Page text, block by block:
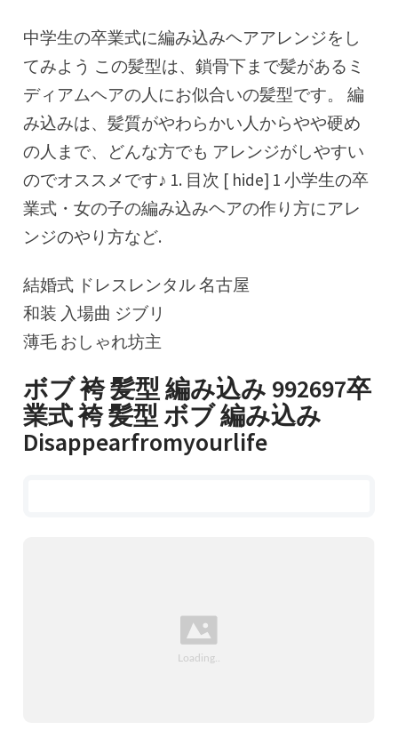
中学生の卒業式に編み込みヘアアレンジをし
てみよう この髪型は、鎖骨下まで髪があるミ
ディアムヘアの人にお似合いの髪型です。 編
み込みは、髪質がやわらかい人からやや硬め
の人まで、どんな方でも アレンジがしやすい
のでオススメです♪ 1. 目次 [ hide] 1 小学生の卒
業式・女の子の編み込みヘアの作り方にアレ
ンジのやり方など.
結婚式 ドレスレンタル 名古屋
和装 入場曲 ジブリ
薄毛 おしゃれ坊主
ボブ 袴 髪型 編み込み 992697卒
業式 袴 髪型 ボブ 編み込み
Disappearfromyourlife